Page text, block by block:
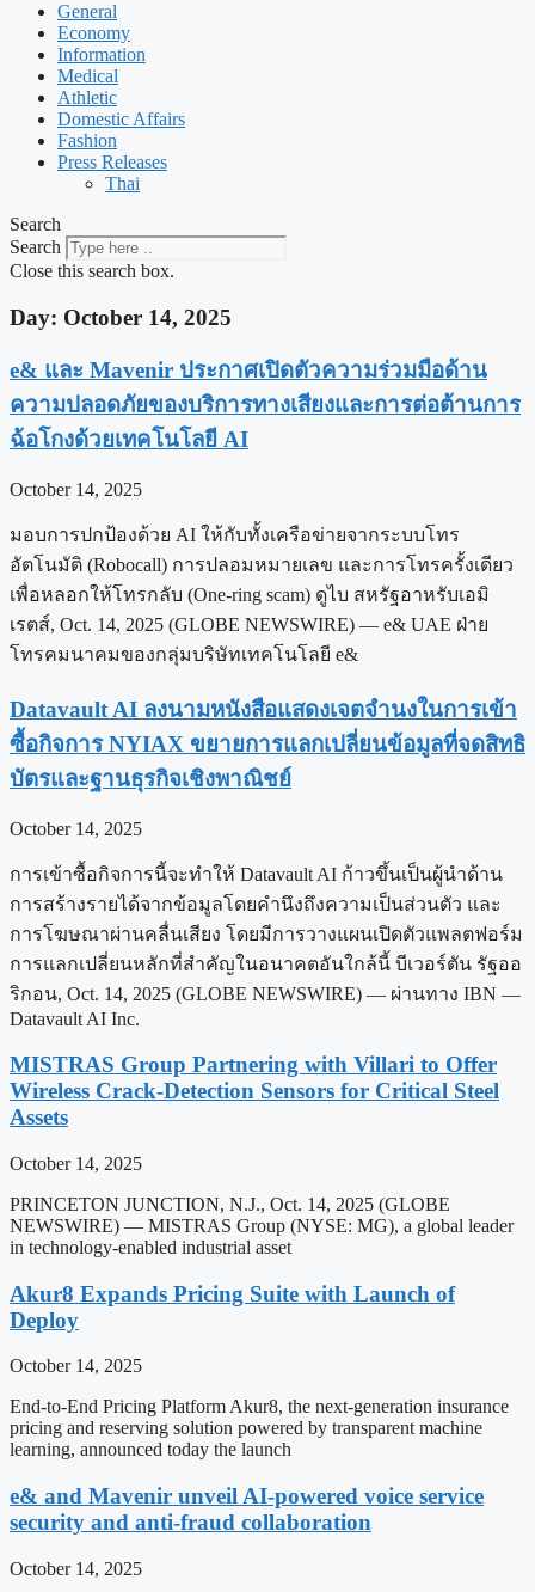
General
Economy
Information
Medical
Athletic
Domestic Affairs
Fashion
Press Releases
Thai
Search
Search
Close this search box.
Day: October 14, 2025
e& และ Mavenir ประกาศเปิดตัวความร่วมมือด้าน
ความปลอดภัยของบริการทางเสียงและการต่อต้านการ
ฉ้อโกงด้วยเทคโนโลยี AI
October 14, 2025
มอบการปกป้องด้วย AI ให้กับทั้งเครือข่ายจากระบบโทร
อัตโนมัติ (Robocall) การปลอมหมายเลข และการโทรครั้งเดียว
เพื่อหลอกให้โทรกลับ (One-ring scam) ดูไบ สหรัฐอาหรับเอมิ
เรตส์, Oct. 14, 2025 (GLOBE NEWSWIRE) — e& UAE ฝ่าย
โทรคมนาคมของกลุ่มบริษัทเทคโนโลยี e&
Datavault AI ลงนามหนังสือแสดงเจตจำนงในการเข้า
ซื้อกิจการ NYIAX ขยายการแลกเปลี่ยนข้อมูลที่จดสิทธิ
บัตรและฐานธุรกิจเชิงพาณิชย์
October 14, 2025
การเข้าซื้อกิจการนี้จะทำให้ Datavault AI ก้าวขึ้นเป็นผู้นำด้าน
การสร้างรายได้จากข้อมูลโดยคำนึงถึงความเป็นส่วนตัว และ
การโฆษณาผ่านคลื่นเสียง โดยมีการวางแผนเปิดตัวแพลตฟอร์ม
การแลกเปลี่ยนหลักที่สำคัญในอนาคตอันใกล้นี้ บีเวอร์ตัน รัฐออ
ริกอน, Oct. 14, 2025 (GLOBE NEWSWIRE) — ผ่านทาง IBN —
Datavault AI Inc.
MISTRAS Group Partnering with Villari to Offer
Wireless Crack-Detection Sensors for Critical Steel
Assets
October 14, 2025
PRINCETON JUNCTION, N.J., Oct. 14, 2025 (GLOBE
NEWSWIRE) — MISTRAS Group (NYSE: MG), a global leader
in technology-enabled industrial asset
Akur8 Expands Pricing Suite with Launch of
Deploy
October 14, 2025
End-to-End Pricing Platform Akur8, the next-generation insurance
pricing and reserving solution powered by transparent machine
learning, announced today the launch
e& and Mavenir unveil AI-powered voice service
security and anti-fraud collaboration
October 14, 2025